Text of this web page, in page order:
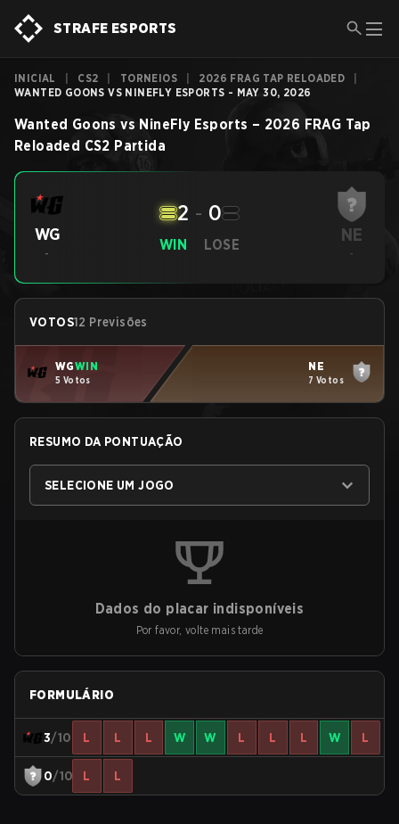
STRAFE ESPORTS
INICIAL CS2 TORNEIOS 2026 FRAG TAP RELOADED
WANTED GOONS VS NINEFLY ESPORTS - MAY 30, 2026
Wanted Goons vs NineFly Esports – 2026 FRAG Tap
Reloaded CS2 Partida
WG
-
WIN
2 - 0
LOSE NE
-
VOTOS12 Previsões
WGWIN
5 Votos
NE
7 Votos
RESUMO DA PONTUAÇÃO
SELECIONE UM JOGO
Dados do placar indisponíveis
Por favor, volte mais tarde
FORMULÁRIO
3/10 L L L W W L L L W L
0/10 L L